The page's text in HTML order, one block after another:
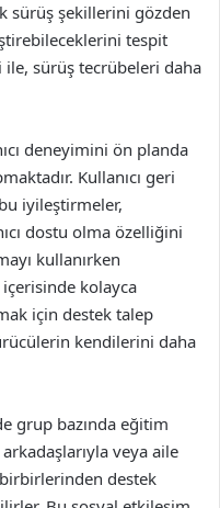
sürüş şekillerini gözden
tespit
sürüş tecrübeleri daha
deneyimini ön planda
Kullanıcı geri
iyileştirmeler,
dostu olma özelliğini
kullanırken
içerisinde kolayca
için destek talep
kendilerini daha
grup bazında eğitim
veya aile
destek